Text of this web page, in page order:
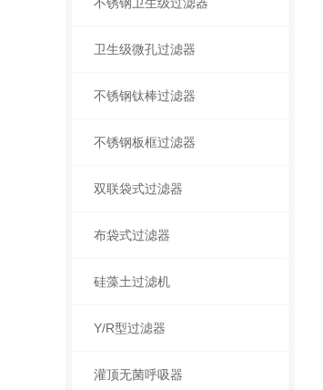
卫生级微孔过滤器
不锈钢钛棒过滤器
不锈钢板框过滤器
双联袋式过滤器
布袋式过滤器
硅藻土过滤机
Y/R型过滤器
灌顶无菌呼吸器